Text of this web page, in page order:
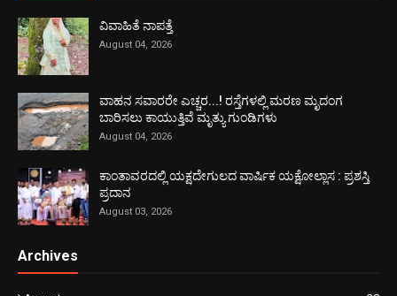
ವಿವಾಹಿತೆ ನಾಪತ್ತೆ
August 04, 2026
ವಾಹನ ಸವಾರರೇ ಎಚ್ಚರ...! ರಸ್ತೆಗಳಲ್ಲಿ ಮರಣ ಮೃದಂಗ
ಬಾರಿಸಲು ಕಾಯುತ್ತಿವೆ ಮೃತ್ಯು ಗುಂಡಿಗಳು
August 04, 2026
ಕಾಂತಾವರದಲ್ಲಿ ಯಕ್ಷದೇಗುಲದ ವಾರ್ಷಿಕ ಯಕ್ಷೋಲ್ಲಾಸ : ಪ್ರಶಸ್ತಿ
ಪ್ರದಾನ
August 03, 2026
Archives